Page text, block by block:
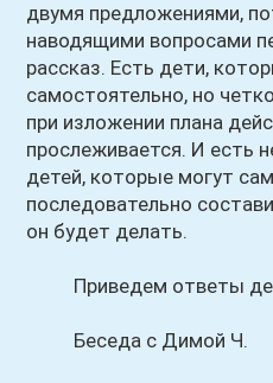
двумя предложениями,
наводящими вопросами
рассказ. Есть дети,
самостоятельно, но
при изложении плана
прослеживается. И есть
детей, которые могут
последовательно
он будет делать.
Приведем ответы
Беседа с Димой Ч.